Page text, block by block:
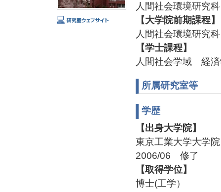
人間社会環境研究
【大学院前期課程】
人間社会環境研究
【学士課程】
人間社会学域 経
所属研究室等
学歴
【出身大学院】
東京工業大学大
2006/06 修了
【取得学位】
博士(工学）